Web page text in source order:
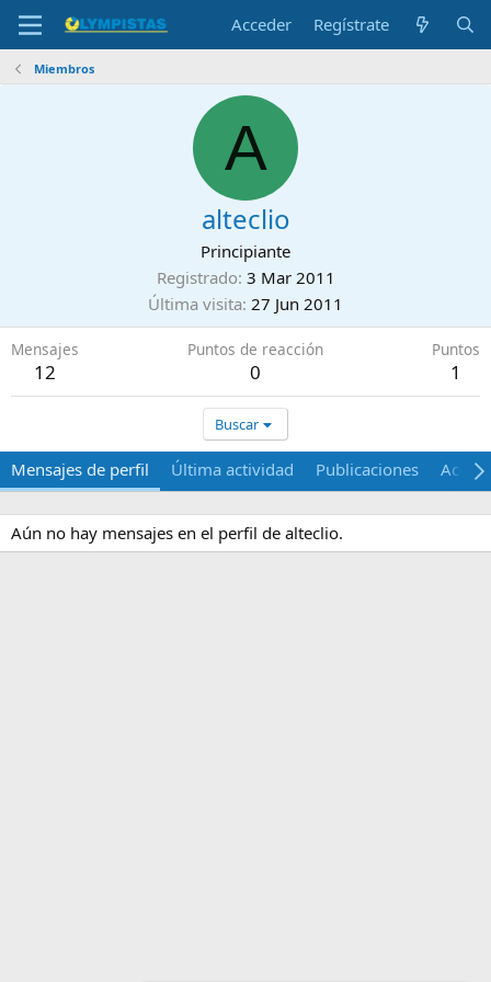
Acceder Regístrate
Miembros
A
alteclio
Principiante
Registrado 3 Mar 2011
Última visita 27 Jun 2011
Mensajes
12
Puntos de reacción
0
Puntos
1
Buscar
Mensajes de perfil Última actividad Publicaciones Acerca
Aún no hay mensajes en el perfil de alteclio.